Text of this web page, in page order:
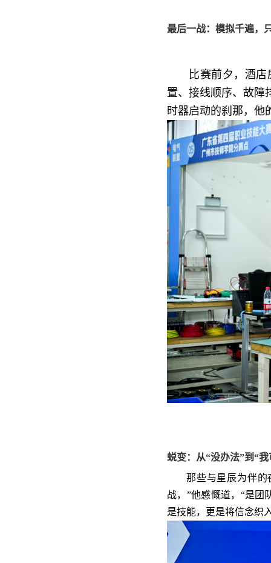
最后一战：模拟千遍，
比赛前夕，酒
置、接线顺序、故
时器启动的刹那，他
蜕变：从“没办法”到“我
那些与星辰为伴
战，”他感慨道，“是团
是技能，更是将信念织